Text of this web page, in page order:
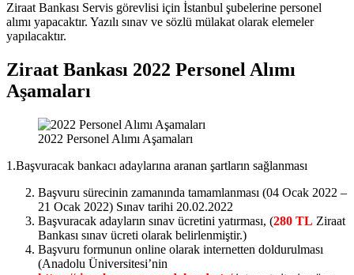
Ziraat Bankası Servis görevlisi için İstanbul şubelerine personel
alımı yapacaktır. Yazılı sınav ve sözlü mülakat olarak elemeler
yapılacaktır.
Ziraat Bankası 2022 Personel Alımı
Aşamaları
2022 Personel Alımı Aşamaları
1.Başvuracak bankacı adaylarına aranan şartların sağlanması
Başvuru sürecinin zamanında tamamlanması (04 Ocak 2022 –
21 Ocak 2022) Sınav tarihi 20.02.2022
Başvuracak adayların sınav ücretini yatırması, (280 TL Ziraat
Bankası sınav ücreti olarak belirlenmiştir.)
Başvuru formunun online olarak internetten doldurulması
(Anadolu Üniversitesi’nin